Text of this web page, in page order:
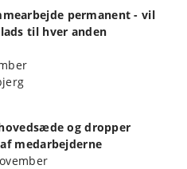
permanent - vil
til hver anden
og dropper
medarbejderne